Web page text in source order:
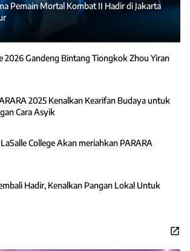
Pemain Mortal Kombat II Hadir di Jakarta
2026 Gandeng Bintang Tiongkok Zhou Yiran
2025 Kenalkan Kearifan Budaya untuk
Cara Asyik
College Akan meriahkan PARARA
Hadir, Kenalkan Pangan Lokal Untuk